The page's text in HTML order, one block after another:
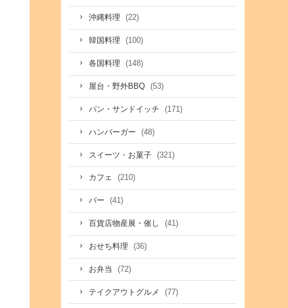
沖縄料理 (22)
韓国料理 (100)
各国料理 (148)
屋台・野外BBQ (53)
パン・サンドイッチ (171)
ハンバーガー (48)
スイーツ・お菓子 (321)
カフェ (210)
バー (41)
百貨店物産展・催し (41)
おせち料理 (36)
お弁当 (72)
テイクアウトグルメ (77)